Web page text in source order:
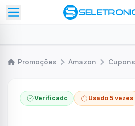
Promoções Amazon Cupons
Verificado Usado 5 vezes